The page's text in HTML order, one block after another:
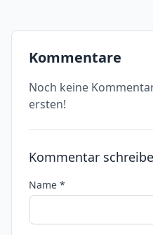
Kommentare
Noch keine
ersten!
Kommentar
Name *